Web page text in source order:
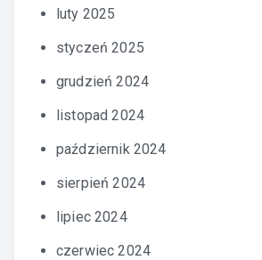
luty 2025
styczeń 2025
grudzień 2024
listopad 2024
październik 2024
sierpień 2024
lipiec 2024
czerwiec 2024